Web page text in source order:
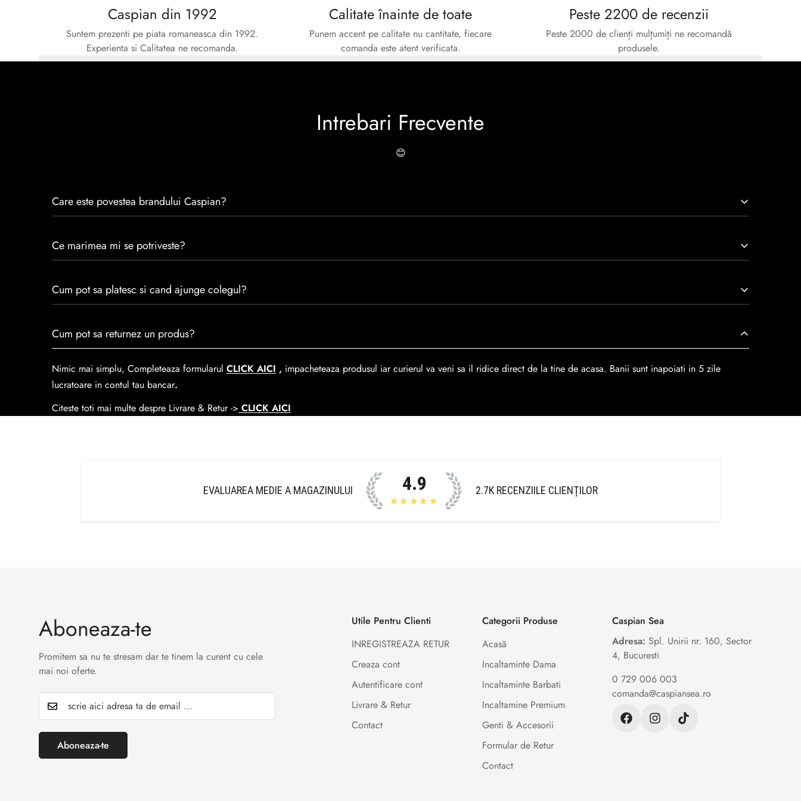
Caspian din 1992
Suntem prezenti pe piata romaneasca din 1992.
Experienta si Calitatea ne recomanda.
Calitate înainte de toate
Punem accent pe calitate nu cantitate, fiecare
comanda este atent verificata.
Peste 2200 de recenzii
Peste 2000 de clienți mulțumiți ne recomandă
produsele.
Intrebari Frecvente
😊
Care este povestea brandului Caspian?
satisfacția clienților.Fiecare pereche de încălțăminte Caspian este creată cu mândrie de meșteri pricepuți, care aduc la viață nu doar pantofi, ci opere de artă care transcend
Ce marimea mi se potriveste?
Cum pot sa platesc si cand ajunge colegul?
predare laEasybox-ul Emag.
Cosul de livrareeste 15 lei pentru o comanda mai mica de 390 lei si Gratuit pentru o comanda de peste 390 lei.
Cum pot sa returnez un produs?
Nimic mai simplu, Completeaza formularul CLICK AICI , impacheteaza produsul iar curierul va veni sa il ridice direct de la tine de acasa. Banii sunt inapoiati in 5 zile
lucratoare in contul tau bancar.
Citeste toti mai multe despre Livrare & Retur -> CLICK AICI
EVALUAREA MEDIE A MAGAZINULUI 4.9
★★★★★
2.7K RECENZIILE CLIENȚILOR
Aboneaza-te
Promitem sa nu te stresam dar te tinem la curent cu cele
mai noi oferte.
Aboneaza-te
Utile Pentru Clienti
INREGISTREAZA RETUR
Creaza cont
Autentificare cont
Livrare & Retur
Contact
Categorii Produse
Acasă
Incaltaminte Dama
Incaltaminte Barbati
Incaltamine Premium
Genti & Accesorii
Formular de Retur
Contact
Caspian Sea
Adresa: Spl. Unirii nr. 160, Sector
4, Bucuresti
0 729 006 003
comanda@caspiansea.ro